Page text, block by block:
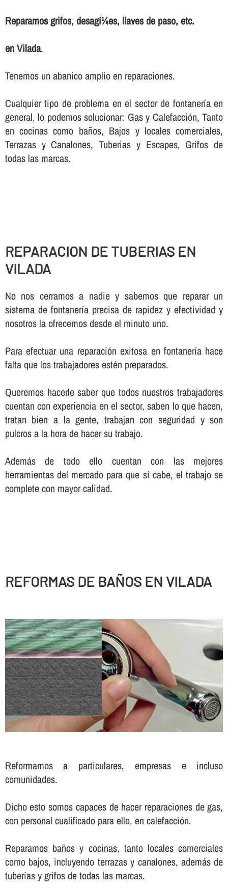
Reparamos grifos, desagí¼es, llaves de paso, etc.
en Vilada.
Tenemos un abanico amplio en reparaciones.
Cualquier tipo de problema en el sector de fontanerí­a en
general, lo podemos solucionar: Gas y Calefacción, Tanto
en cocinas como baños, Bajos y locales comerciales,
Terrazas y Canalones, Tuberias y Escapes, Grifos de
todas las marcas.
REPARACION DE TUBERIAS EN
VILADA
No nos cerramos a nadie y sabemos que reparar un
sistema de fontanerí­a precisa de rapidez y efectividad y
nosotros la ofrecemos desde el minuto uno.
Para efectuar una reparación exitosa en fontanerí­a hace
falta que los trabajadores estén preparados.
Queremos hacerle saber que todos nuestros trabajadores
cuentan con experiencia en el sector, saben lo que hacen,
tratan bien a la gente, trabajan con seguridad y son
pulcros a la hora de hacer su trabajo.
Además de todo ello cuentan con las mejores
herramientas del mercado para que sí­ cabe, el trabajo se
complete con mayor calidad.
REFORMAS DE BAÑOS EN VILADA
Reformamos a particulares, empresas e incluso
comunidades.
Dicho esto somos capaces de hacer reparaciones de gas,
con personal cualificado para ello, en calefacción.
Reparamos baños y cocinas, tanto locales comerciales
como bajos, incluyendo terrazas y canalones, además de
tuberí­as y grifos de todas las marcas.